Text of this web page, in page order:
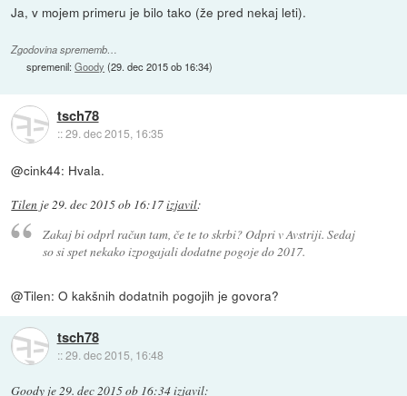
Ja, v mojem primeru je bilo tako (že pred nekaj leti).
Zgodovina sprememb…
spremenil:Goody (29. dec 2015 ob 16:34)
tsch78
::29. dec 2015, 16:35
@cink44: Hvala.
Tilen je29. dec 2015 ob 16:17izjavil:
Zakaj bi odprl račun tam, če te to skrbi? Odpri v Avstriji. Sedaj
so si spet nekako izpogajali dodatne pogoje do 2017.
@Tilen: O kakšnih dodatnih pogojih je govora?
tsch78
::29. dec 2015, 16:48
Goody je29. dec 2015 ob 16:34izjavil: